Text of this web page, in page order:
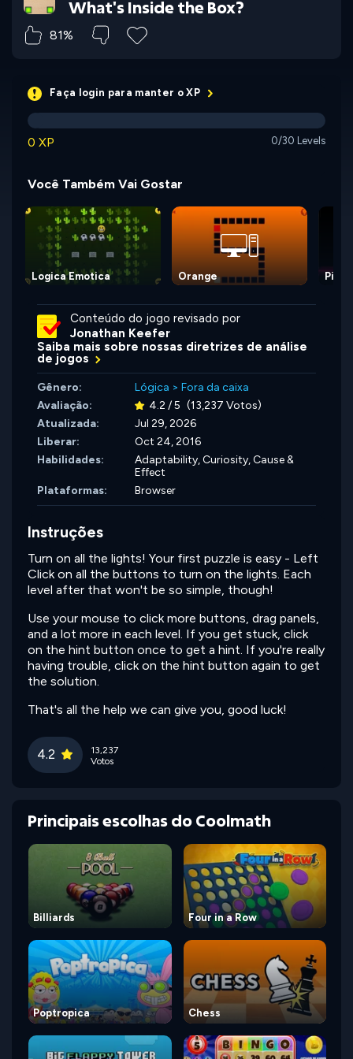
What's Inside the Box?
81%
Faça login para manter o XP
0 XP 0/30 Levels
Você Também Vai Gostar
Orange Pink
Logica Emotica
Conteúdo do jogo revisado por
Jonathan Keefer
Saiba mais sobre nossas diretrizes de análise
de jogos
Gênero: Lógica > Fora da caixa
Avaliação:
4.2 / 5 (13,237 Votos)
Atualizada:
Jul 29, 2026
Liberar:
Oct 24, 2016
Habilidades:
Adaptability,Curiosity,Cause &
Effect
Plataformas:
Browser
Instruções
Turn on all the lights! Your first puzzle is easy - Left
Click on all the buttons to turn on the lights. Each
level after that won't be so simple, though!
Use your mouse to click more buttons, drag panels,
and a lot more in each level. If you get stuck, click
on the hint button once to get a hint. If you're really
having trouble, click on the hint button again to get
the solution.
That's all the help we can give you, good luck!
4.2
13,237
Votos
Principais escolhas do Coolmath
Billiards Four in a Row
Poptropica Chess